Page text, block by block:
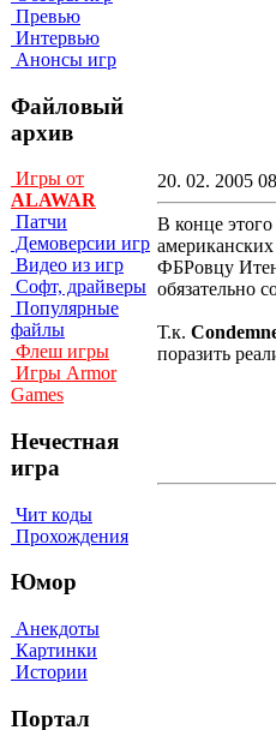
Превью
Интервью
Анонсы игр
Файловый
архив
Игры от
ALAWAR
Патчи
Демоверсии игр
Видео из игр
Софт, драйверы
Популярные
файлы
Флеш игры
Игры Armor
Games
Нечестная
игра
Чит коды
Прохождения
Юмор
Анекдоты
Картинки
Истории
Портал
20. 02. 2005
В конце
ФБРовцу
обязательно
Т.к.
поразить